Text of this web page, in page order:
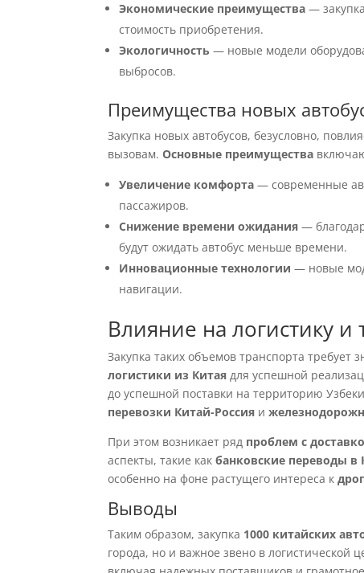
Экономические преимущества —
стоимость приобретения.
Экологичность — новые модели
выбросов.
Преимущества новых
Закупка новых автобусов, безусловно,
вызовам.Основные преимущества
Увеличение комфорта — современные
пассажиров.
Снижение времени ожидания —
будут ожидать автобус меньше времени.
Инновационные технологии — новые
навигации.
Влияние на логистику и
Закупка таких объемов транспорта требует
логистики из Китая для успешной
до успешной поставки на территорию
перевозки Китай-Россия и
При этом возникает ряд проблем с
аспекты, такие какбанковские переводы в
особенно на фоне растущего интереса к
Выводы
Таким образом, закупка 1000 китайских
города, но и важное звено в логистической